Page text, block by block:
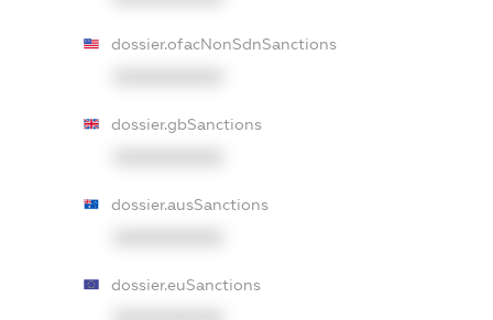
dossier.ofacNonSdnSanctions
dossier.gbSanctions
dossier.ausSanctions
dossier.euSanctions